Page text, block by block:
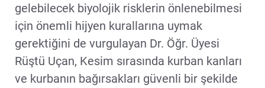
gelebilecek biyolojik risklerin önlenebilmesi
için önemli hijyen kurallarına uymak
gerektiğini de vurgulayan Dr. Öğr. Üyesi
Rüştü Uçan, Kesim sırasında kurban kanları
ve kurbanın bağırsakları güvenli bir şekilde